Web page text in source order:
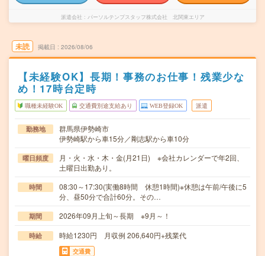
派遣会社 パーソルテンプスタッフ株式会社 北関東エリア
未読 掲載日 2026/08/06
【未経験OK】長期！事務のお仕事！残業少な
め！17時台定時
職種未経験OK 交通費別途支給あり WEB登録OK 派遣
勤務地
群馬県伊勢崎市
伊勢崎駅から車15分／剛志駅から車10分
曜日頻度
月・火・水・木・金(月21日) ※会社カレンダーで年2回、
土曜日出勤あり。
時間
08:30～17:30(実働8時間 休憩1時間)※休憩は午前/午後に5
分、昼50分で合計60分。その…
期間 2026年09月上旬～長期 ※9月～！
時給 時給1230円 月収例 206,640円+残業代
交通費